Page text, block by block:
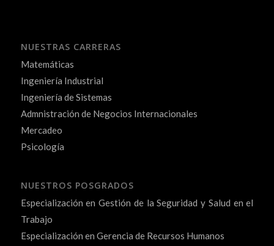
NUESTRAS CARRERAS
Matemáticas
Ingeniería Industrial
Ingeniería de Sistemas
Admnistración de Negocios Internacionales
Mercadeo
Psicología
NUESTROS POSGRADOS
Especialización en Gestión de la Seguridad y Salud en el
Trabajo
Especialización en Gerencia de Recursos Humanos